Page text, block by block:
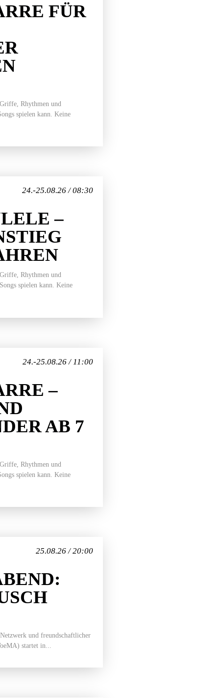
FÜR
Rhythmen und
spielen kann. Keine
24.-25.08.26 / 08:30
–
Rhythmen und
spielen kann. Keine
24.-25.08.26 / 11:00
–
AB 7
Rhythmen und
spielen kann. Keine
25.08.26 / 20:00
und freundschaftlicher
startet in...